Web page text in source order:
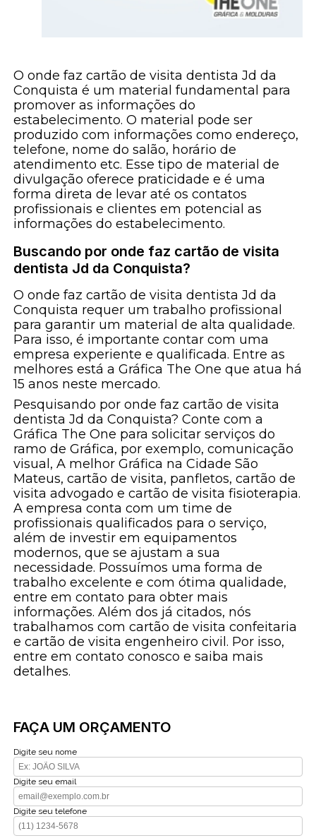
O onde faz cartão de visita dentista Jd da
Conquista é um material fundamental para
promover as informações do
estabelecimento. O material pode ser
produzido com informações como endereço,
telefone, nome do salão, horário de
atendimento etc. Esse tipo de material de
divulgação oferece praticidade e é uma
forma direta de levar até os contatos
profissionais e clientes em potencial as
informações do estabelecimento.
Buscando por onde faz cartão de visita
dentista Jd da Conquista?
O onde faz cartão de visita dentista Jd da
Conquista requer um trabalho profissional
para garantir um material de alta qualidade.
Para isso, é importante contar com uma
empresa experiente e qualificada. Entre as
melhores está a Gráfica The One que atua há
15 anos neste mercado.
Pesquisando por onde faz cartão de visita
dentista Jd da Conquista? Conte com a
Gráfica The One para solicitar serviços do
ramo de Gráfica, por exemplo, comunicação
visual, A melhor Gráfica na Cidade São
Mateus, cartão de visita, panfletos, cartão de
visita advogado e cartão de visita fisioterapia.
A empresa conta com um time de
profissionais qualificados para o serviço,
além de investir em equipamentos
modernos, que se ajustam a sua
necessidade. Possuímos uma forma de
trabalho excelente e com ótima qualidade,
entre em contato para obter mais
informações. Além dos já citados, nós
trabalhamos com cartão de visita confeitaria
e cartão de visita engenheiro civil. Por isso,
entre em contato conosco e saiba mais
detalhes.
FAÇA UM ORÇAMENTO
Digite seu nome
Digite seu email
Digite seu telefone